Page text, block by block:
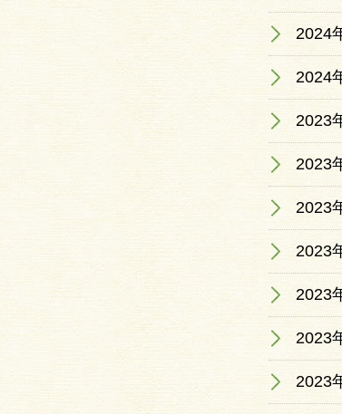
2024
2024
2023
2023
2023
2023
2023
2023
2023